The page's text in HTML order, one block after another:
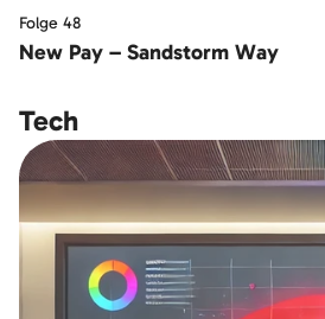
Folge 48
New Pay – Sandstorm Way
Tech